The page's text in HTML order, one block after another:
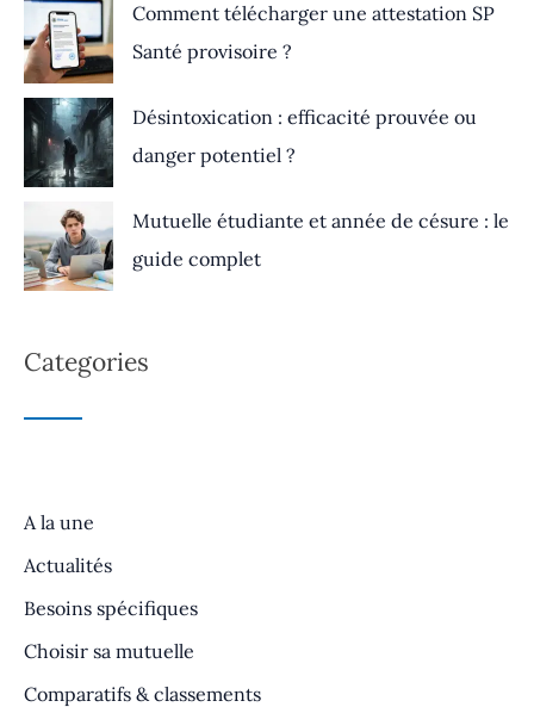
Comment télécharger une attestation SP
Santé provisoire ?
Désintoxication : efficacité prouvée ou
danger potentiel ?
Mutuelle étudiante et année de césure : le
guide complet
Categories
A la une
Actualités
Besoins spécifiques
Choisir sa mutuelle
Comparatifs & classements